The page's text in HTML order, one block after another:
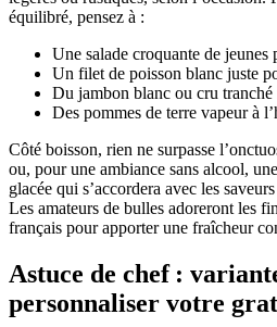
équilibré, pensez à :
Une salade croquante de jeunes
Un filet de poisson blanc juste
Du jambon blanc ou cru tranché
Des pommes de terre vapeur à
Côté boisson, rien ne surpasse
ou, pour une ambiance sans alcool,
glacée qui s’accordera avec les
Les amateurs de bulles adoreront les
français pour apporter une fraîcheur
Astuce de chef :
personnaliser votre